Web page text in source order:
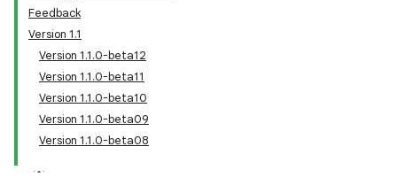
Feedback
Version 1.1
Version 1.1.0-beta12
Version 1.1.0-beta11
Version 1.1.0-beta10
Version 1.1.0-beta09
Version 1.1.0-beta08